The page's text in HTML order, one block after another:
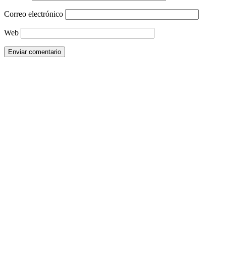
Correo electrónico
Web